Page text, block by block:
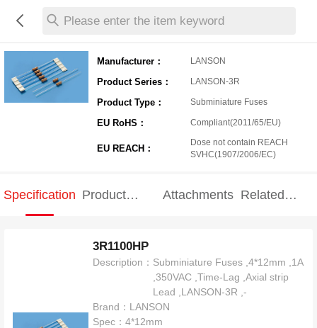
Please enter the item keyword
Manufacturer： LANSON
Product Series： LANSON-3R
Product Type： Subminiature Fuses
EU RoHS： Compliant(2011/65/EU)
EU REACH：
Dose not contain REACH
SVHC(1907/2006/EC)
Specification Product
Attachments Related
3R1100HP
Description： Subminiature Fuses ,4*12mm ,1A
,350VAC ,Time-Lag ,Axial strip
Lead ,LANSON-3R ,-
Brand： LANSON
Spec：4*12mm